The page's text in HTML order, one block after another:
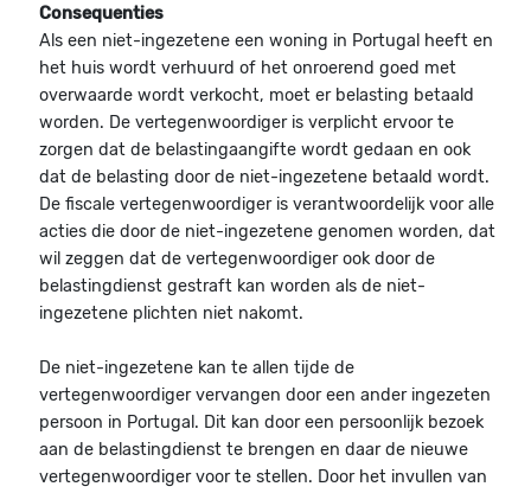
Consequenties
Als een niet-ingezetene een woning in Portugal heeft en
het huis wordt verhuurd of het onroerend goed met
overwaarde wordt verkocht, moet er belasting betaald
worden. De vertegenwoordiger is verplicht ervoor te
zorgen dat de belastingaangifte wordt gedaan en ook
dat de belasting door de niet-ingezetene betaald wordt.
De fiscale vertegenwoordiger is verantwoordelijk voor alle
acties die door de niet-ingezetene genomen worden, dat
wil zeggen dat de vertegenwoordiger ook door de
belastingdienst gestraft kan worden als de niet-
ingezetene plichten niet nakomt.
De niet-ingezetene kan te allen tijde de
vertegenwoordiger vervangen door een ander ingezeten
persoon in Portugal. Dit kan door een persoonlijk bezoek
aan de belastingdienst te brengen en daar de nieuwe
vertegenwoordiger voor te stellen. Door het invullen van